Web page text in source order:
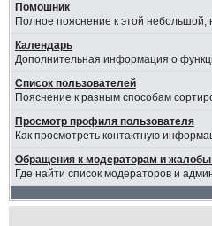
Помошник
Полное пояснение к этой небольшой,
Календарь
Дополнительная информация о
Список пользователей
Пояснение к разным способам
Просмотр профиля пользователя
Как просмотреть контактную
Обращения к модераторам и
Где найти список модераторов и